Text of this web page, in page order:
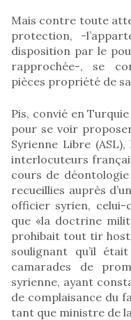
Mais contre toute
protection, -
disposition par le
rapprochée-, se
pièces propriété de
Pis, convié en
pour se voir
Syrienne Libre
interlocuteurs
cours de
recueillies auprès
officier syrien, celui-
que «la doctrine
prohibait tout tir
soulignant qu’il
camarades de
syrienne, ayant
de complaisance du
tant que ministre de